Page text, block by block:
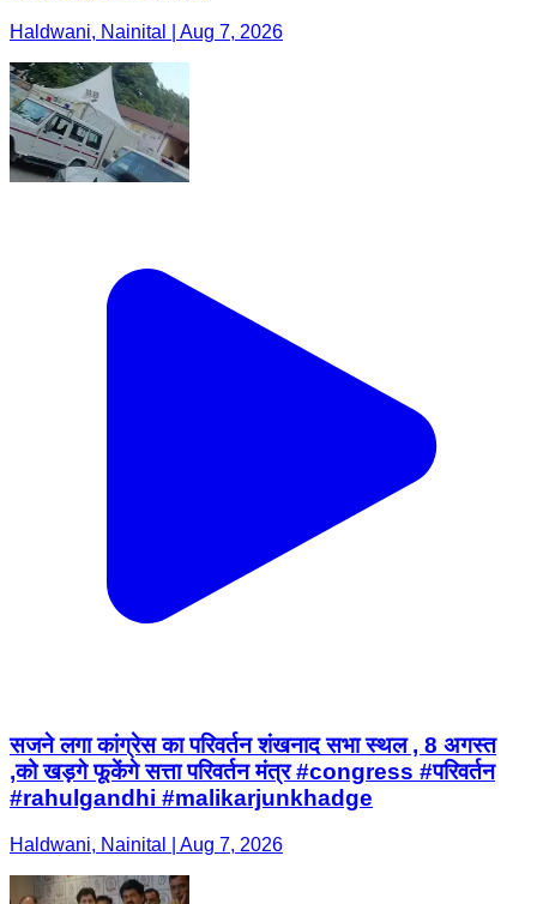
Haldwani, Nainital | Aug 7, 2026
सजने लगा कांग्रेस का परिवर्तन शंखनाद सभा स्थल , 8 अगस्त
,को खड़गे फूकेंगे सत्ता परिवर्तन मंत्र #congress #परिवर्तन
#rahulgandhi #malikarjunkhadge
Haldwani, Nainital | Aug 7, 2026